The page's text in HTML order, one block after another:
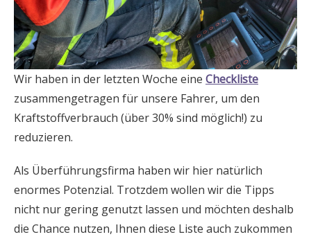
Wir haben in der letzten Woche eine Checkliste
zusammengetragen für unsere Fahrer, um den
Kraftstoffverbrauch (über 30% sind möglich!) zu
reduzieren.
Als Überführungsfirma haben wir hier natürlich
enormes Potenzial. Trotzdem wollen wir die Tipps
nicht nur gering genutzt lassen und möchten deshalb
die Chance nutzen, Ihnen diese Liste auch zukommen